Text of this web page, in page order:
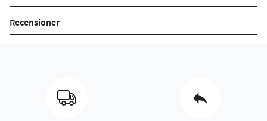
Recensioner